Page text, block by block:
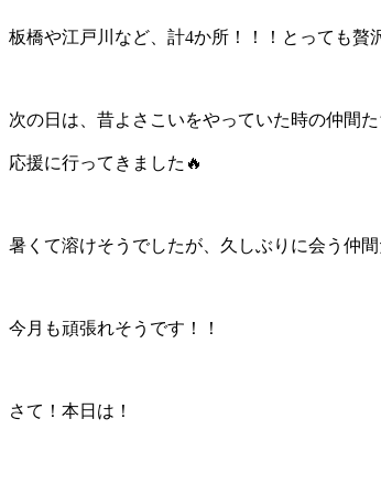
板橋や江戸川など、計4か所！！！とっても贅
次の日は、昔よさこいをやっていた時の仲間
応援に行ってきました🔥
暑くて溶けそうでしたが、久しぶりに会う仲
今月も頑張れそうです！！
さて！本日は！